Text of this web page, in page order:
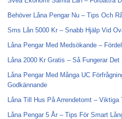
Behöver Låna Pengar Nu – Tips Och
Sms Lån 5000 Kr – Snabb Hjälp Vid
Låna Pengar Med Medsökande –
Låna 2000 Kr Gratis – Så Fungerar Det
Låna Pengar Med Många UC
Godkännande
Låna Till Hus På Arrendetomt – Viktiga
Låna Pengar 5 År – Tips För Smart